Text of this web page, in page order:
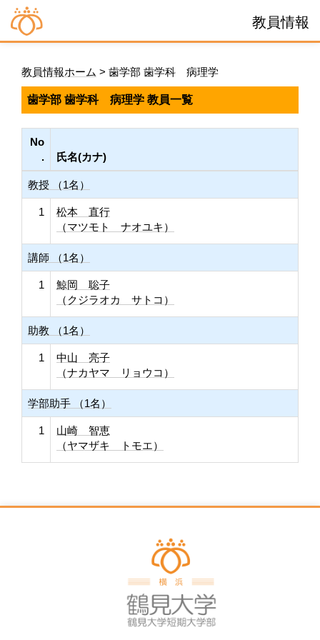
教員情報
教員情報ホーム > 歯学部 歯学科 病理学
歯学部 歯学科 病理学 教員一覧
No
.
氏名(カナ)
教授 （1名）
1
松本 直行
（マツモト ナオユキ）
講師 （1名）
1
鯨岡 聡子
（クジラオカ サトコ）
助教 （1名）
1
中山 亮子
（ナカヤマ リョウコ）
学部助手 （1名）
1
山崎 智恵
（ヤマザキ トモエ）